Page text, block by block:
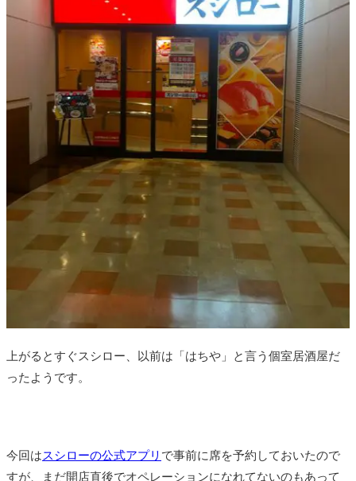
上がるとすぐスシロー、以前は「はちや」と言う個室居酒屋だ
ったようです。
今回はスシローの公式アプリ で事前に席を予約しておいたので
すが、まだ開店直後でオペレーションになれてないのもあって